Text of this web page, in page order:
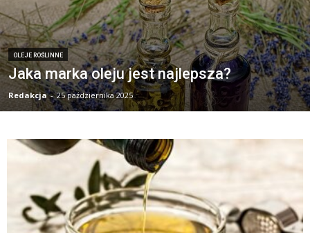
OLEJE ROŚLINNE
Jaka marka oleju jest najlepsza?
Redakcja - 25 października 2025